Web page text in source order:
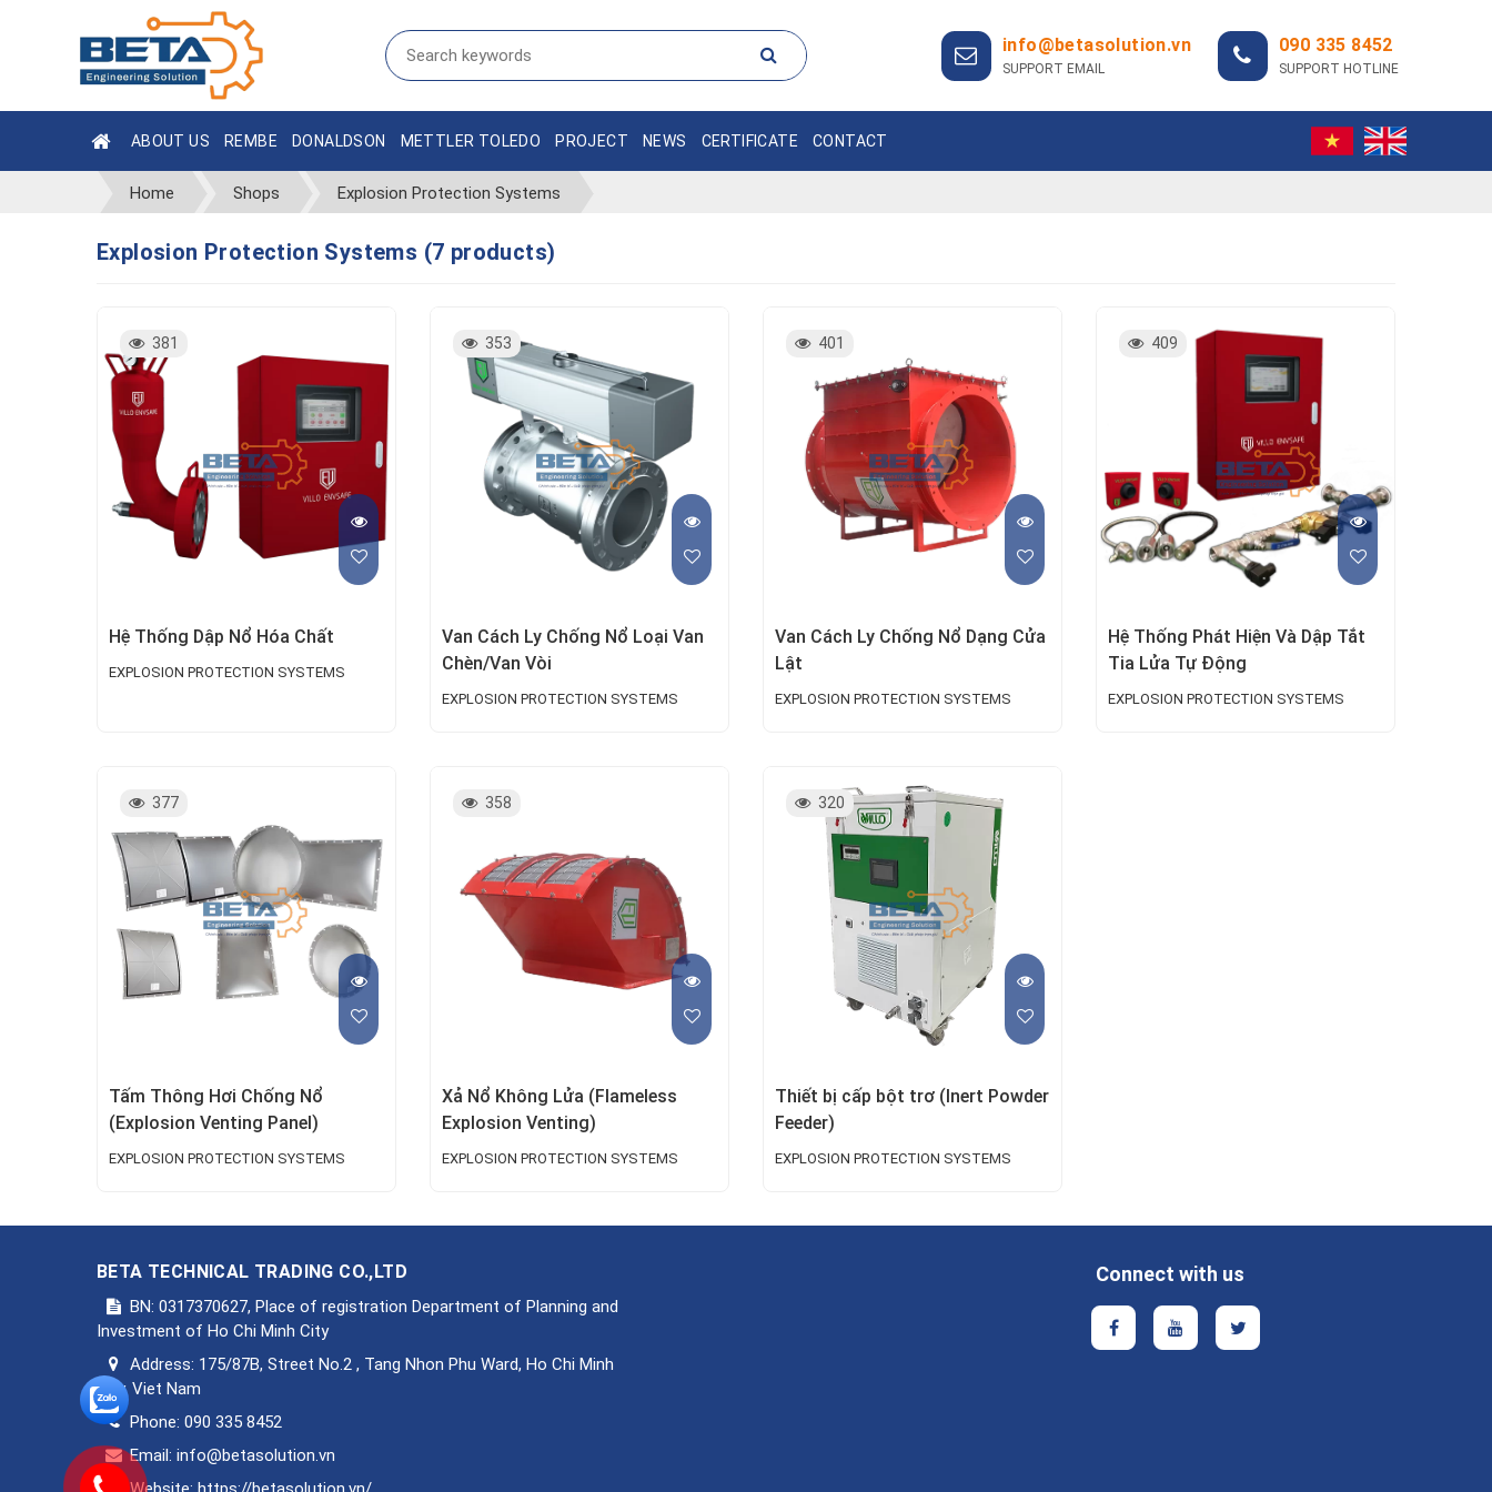
info@betasolution.vn
SUPPORT EMAIL
090 335 8452
SUPPORT HOTLINE
ABOUT US REMBE DONALDSON METTLER TOLEDO PROJECT NEWS CERTIFICATE CONTACT
Home Shops Explosion Protection Systems
Explosion Protection Systems (7 products)
381
Hệ Thống Dập Nổ Hóa Chất
EXPLOSION PROTECTION SYSTEMS
353
Van Cách Ly Chống Nổ Loại Van
Chèn/Van Vòi
EXPLOSION PROTECTION SYSTEMS
401
Van Cách Ly Chống Nổ Dạng Cửa
Lật
EXPLOSION PROTECTION SYSTEMS
409
Hệ Thống Phát Hiện Và Dập Tắt
Tia Lửa Tự Động
EXPLOSION PROTECTION SYSTEMS
377
Tấm Thông Hơi Chống Nổ
(Explosion Venting Panel)
EXPLOSION PROTECTION SYSTEMS
358
Xả Nổ Không Lửa (Flameless
Explosion Venting)
EXPLOSION PROTECTION SYSTEMS
320
Thiết bị cấp bột trơ (Inert Powder
Feeder)
EXPLOSION PROTECTION SYSTEMS
BETA TECHNICAL TRADING CO.,LTD
BN: 0317370627, Place of registration Department of Planning and
Investment of Ho Chi Minh City
Address: 175/87B, Street No.2 , Tang Nhon Phu Ward, Ho Chi Minh
City, Viet Nam
Phone: 090 335 8452
Email: info@betasolution.vn
Connect with us